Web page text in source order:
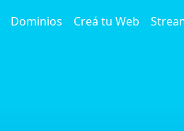
Dominios Creá tu Web